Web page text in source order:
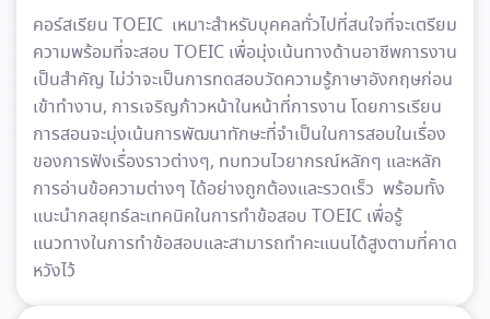
คอร์สเรียน TOEIC เหมาะสำหรับบุคคลทั่วไปที่สนใจที่จะเตรียม
ความพร้อมที่จะสอบ TOEIC เพื่อมุ่งเน้นทางด้านอาชีพการงาน
เป็นสำคัญ ไม่ว่าจะเป็นการทดสอบวัดความรู้ภาษาอังกฤษก่อน
เข้าทำงาน, การเจริญก้าวหน้าในหน้าที่การงาน โดยการเรียน
การสอนจะมุ่งเน้นการพัฒนาทักษะที่จำเป็นในการสอบในเรื่อง
ของการฟังเรื่องราวต่างๆ, ทบทวนไวยากรณ์หลักๆ และหลัก
การอ่านข้อความต่างๆ ได้อย่างถูกต้องและรวดเร็ว พร้อมทั้ง
แนะนำกลยุทธ์ละเทคนิคในการทำข้อสอบ TOEIC เพื่อรู้
แนวทางในการทำข้อสอบและสามารถทำคะแนนได้สูงตามที่คาด
หวังไว้